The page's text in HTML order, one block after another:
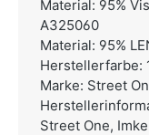
Material: 95%
A325060
Material: 95%
Herstellerfarbe:
Marke: Street
Street One,